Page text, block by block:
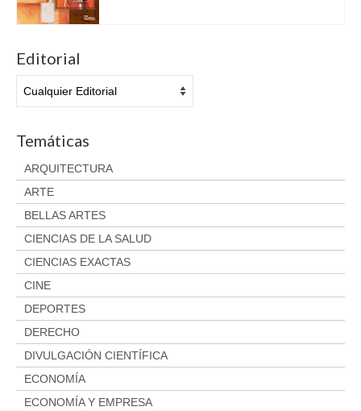
Aviso legal
Política de privacidad
Cambios y devoluciones
Editorial
Temáticas
ARQUITECTURA
ARTE
BELLAS ARTES
CIENCIAS DE LA SALUD
CIENCIAS EXACTAS
CINE
DEPORTES
DERECHO
DIVULGACIÓN CIENTÍFICA
ECONOMÍA
ECONOMÍA Y EMPRESA